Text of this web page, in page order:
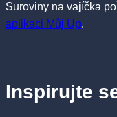
Suroviny na vajíčka
aplikaci Můj Up.
Inspirujte